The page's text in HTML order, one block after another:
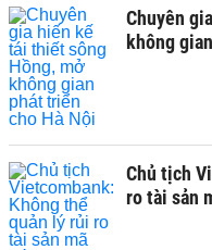
Chuyên
không
Chủ tịch
ro tài sản